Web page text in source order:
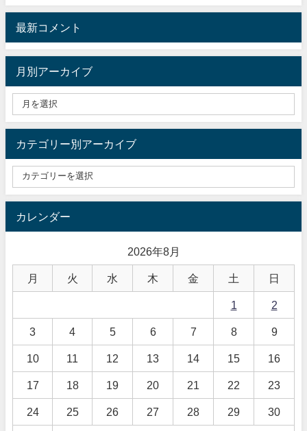
最新コメント
月別アーカイブ
カテゴリー別アーカイブ
カレンダー
2026年8月
月 火 水 木 金 土 日
1 2
3 4 5 6 7 8 9
10 11 12 13 14 15 16
17 18 19 20 21 22 23
24 25 26 27 28 29 30